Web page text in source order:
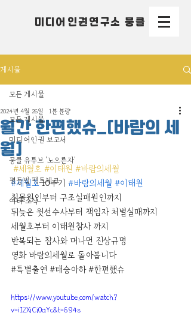
미디어인권연구소 뭉클
게시물
모든 게시물
미디어인권 보고서
뭉클 유튜브 '노으른자'
평등법 팩트체크
여타 소식
모든 게시물
월간 한편했슈_[바람의 세
월]
2024년 4월 26일 1분 분량
#세월호 #이태원 #바람의세월
#세월호 10주기 #바람의세월 #이태원
침몰원인부터 구조실패원인까지
뒤늦은 윗선수사부터 책임자 처벌실패까지
세월호부터 이태원참사 까지
반복되는 참사와 머나먼 진상규명
영화 바람의세월로 돌아봅니다
#특별출연 #태승아하 #한편했슈
https://www.youtube.com/watch?
v=iIZXjCj0qYc&t=694s